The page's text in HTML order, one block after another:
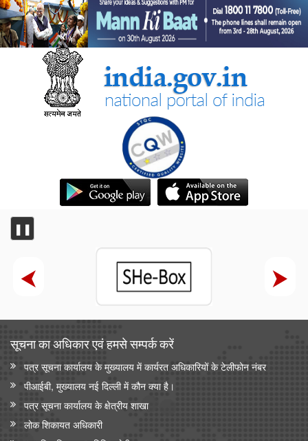
❚❚
सूचना का अधिकार एवं हमसे सम्‍पर्क करें
पत्र सूचना कार्यालय के मुख्यालय में कार्यरत अधिकारियों के टेलीफोन नंबर
पीआईबी, मुख्यालय नई दिल्ली में कौन क्या है।
पत्र सूचना कार्यालय के क्षेत्रीय शाखा
लोक शिकायत अधिकारी